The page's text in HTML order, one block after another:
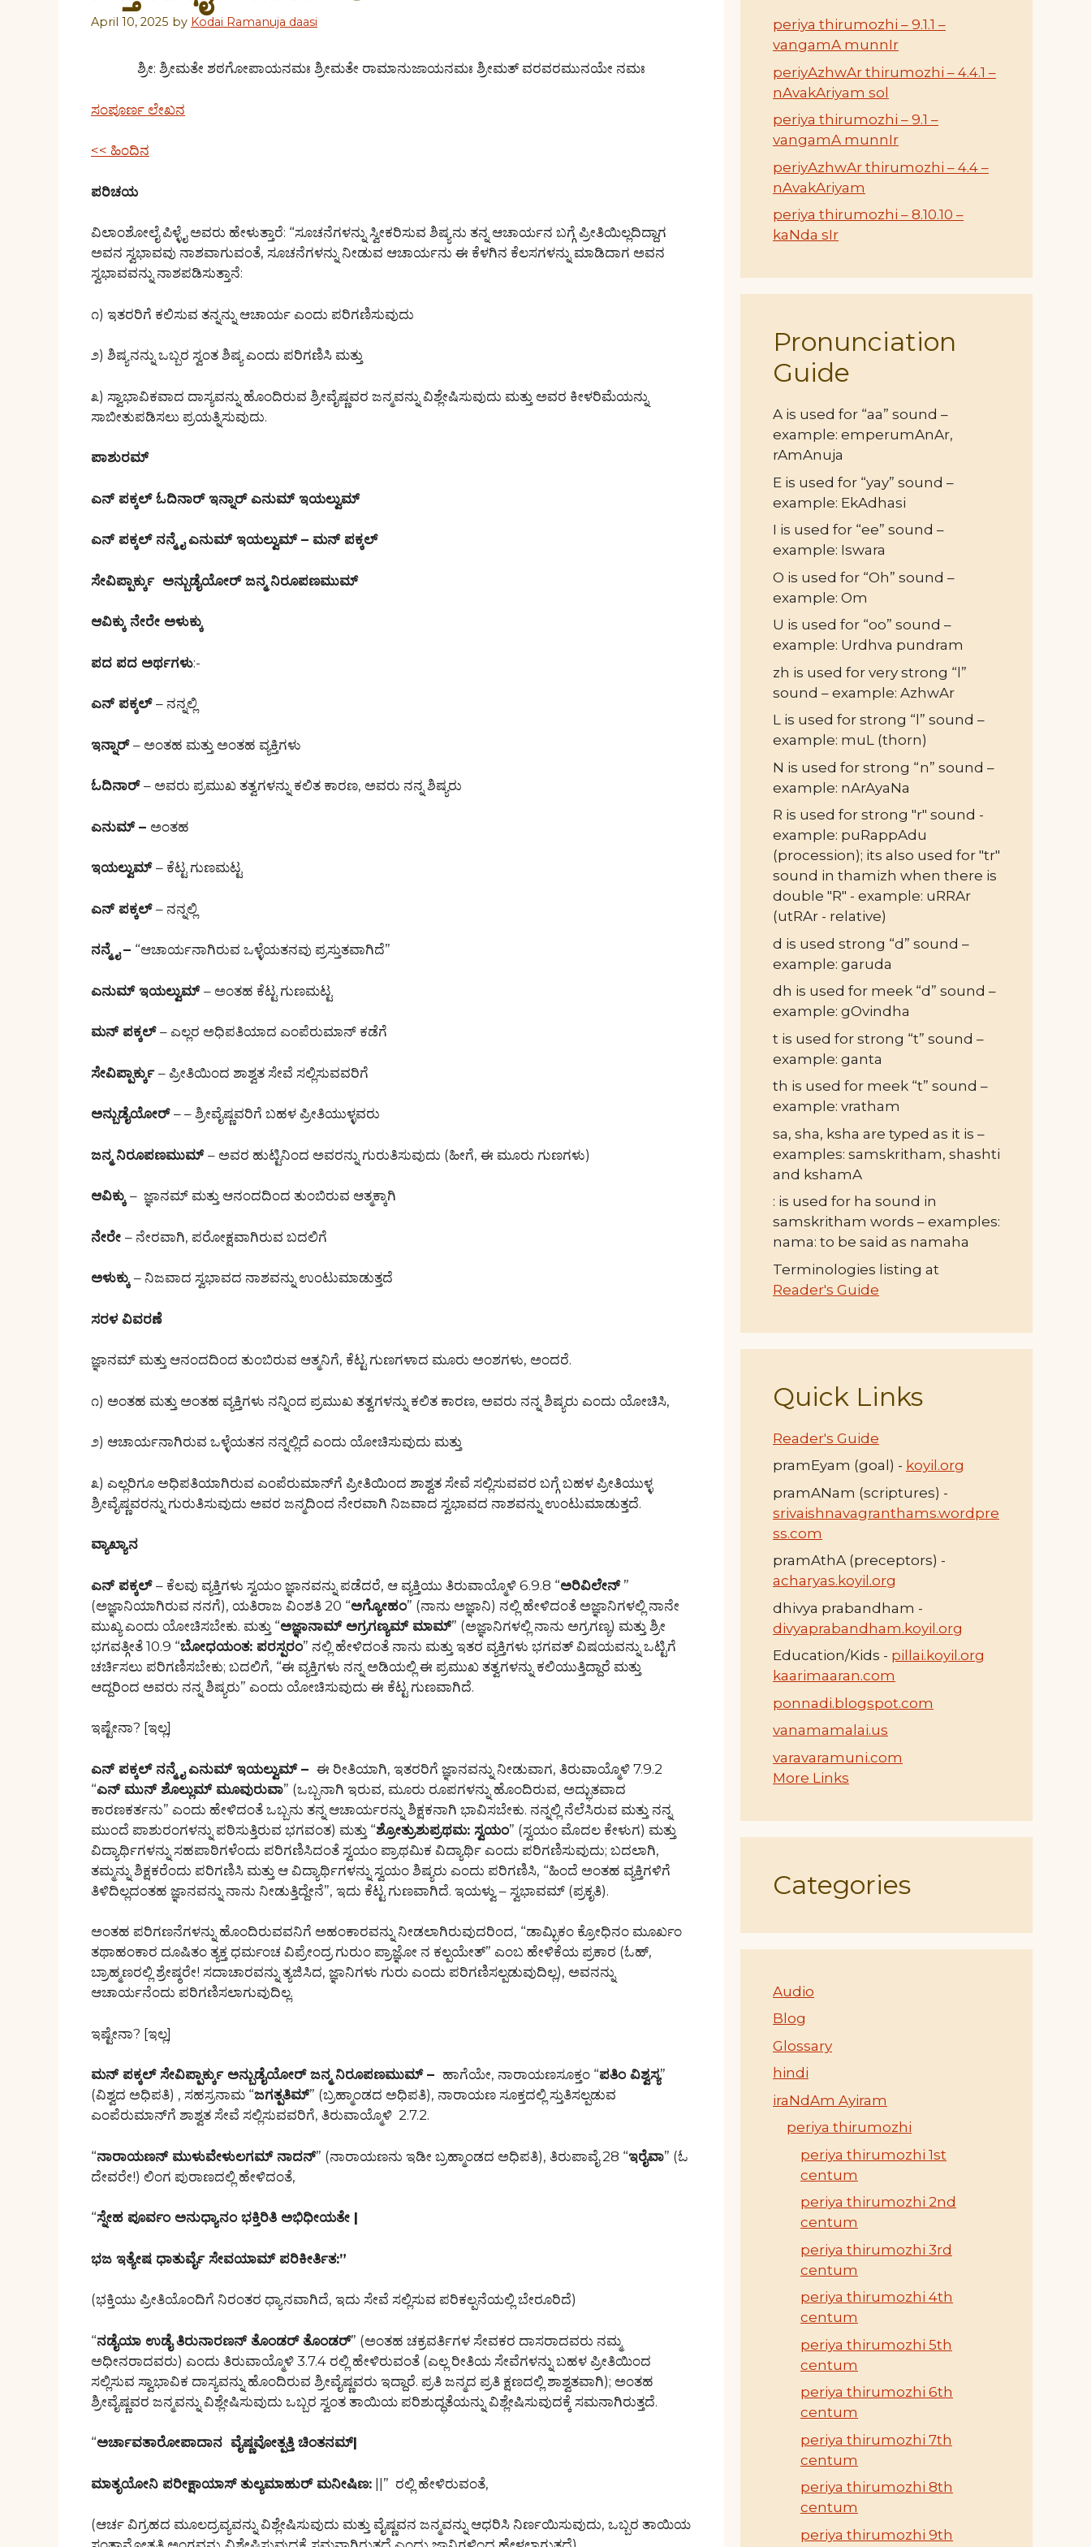
April 10, 2025 by Kodai Ramanuja daasi
ಶ್ರೀ: ಶ್ರೀಮತೇ ಶಠಗೋಪಾಯನಮಃ ಶ್ರೀಮತೇ ರಾಮಾನುಜಾಯನಮಃ ಶ್ರೀಮತ್ ವರವರಮುನಯೇ ನಮಃ
ಸಂಪೂರ್ಣ ಲೇಖನ
<< ಹಿಂದಿನ
ಪರಿಚಯ
ವಿಲಾಂಶೋಲೈ ಪಿಳ್ಳೈ ಅವರು ಹೇಳುತ್ತಾರೆ: “ಸೂಚನೆಗಳನ್ನು ಸ್ವೀಕರಿಸುವ ಶಿಷ್ಯನು ತನ್ನ ಆಚಾರ್ಯನ ಬಗ್ಗೆ ಪ್ರೀತಿಯಿಲ್ಲದಿದ್ದಾಗ
ಅವನ ಸ್ವಭಾವವು ನಾಶವಾಗುವಂತೆ, ಸೂಚನೆಗಳನ್ನು ನೀಡುವ ಆಚಾರ್ಯನು ಈ ಕೆಳಗಿನ ಕೆಲಸಗಳನ್ನು ಮಾಡಿದಾಗ ಅವನ
ಸ್ವಭಾವವನ್ನು ನಾಶಪಡಿಸುತ್ತಾನೆ:
೧) ಇತರರಿಗೆ ಕಲಿಸುವ ತನ್ನನ್ನು ಆಚಾರ್ಯ ಎಂದು ಪರಿಗಣಿಸುವುದು
೨) ಶಿಷ್ಯನನ್ನು ಒಬ್ಬರ ಸ್ವಂತ ಶಿಷ್ಯ ಎಂದು ಪರಿಗಣಿಸಿ ಮತ್ತು
೩) ಸ್ವಾಭಾವಿಕವಾದ ದಾಸ್ಯವನ್ನು ಹೊಂದಿರುವ ಶ್ರೀವೈಷ್ಣವರ ಜನ್ಮವನ್ನು ವಿಶ್ಲೇಷಿಸುವುದು ಮತ್ತು ಅವರ ಕೀಳರಿಮೆಯನ್ನು
ಸಾಬೀತುಪಡಿಸಲು ಪ್ರಯತ್ನಿಸುವುದು.
ಪಾಶುರಮ್
ಎನ್ ಪಕ್ಕಲ್ ಓದಿನಾರ್ ಇನ್ನಾರ್ ಎನುಮ್ ಇಯಲ್ವುಮ್
ಎನ್ ಪಕ್ಕಲ್ ನನ್ಮೈ ಎನುಮ್ ಇಯಲ್ವುಮ್ – ಮನ್ ಪಕ್ಕಲ್
ಸೇವಿಪ್ಪಾರ್ಕ್ಕು ಅನ್ಬುಡೈಯೋರ್ ಜನ್ಮ ನಿರೂಪಣಮುಮ್
ಆವಿಕ್ಕು ನೇರೇ ಅಳುಕ್ಕು
ಪದ ಪದ ಅರ್ಥಗಳು:-
ಎನ್ ಪಕ್ಕಲ್ – ನನ್ನಲ್ಲಿ
ಇನ್ನಾರ್ – ಅಂತಹ ಮತ್ತು ಅಂತಹ ವ್ಯಕ್ತಿಗಳು
ಓದಿನಾರ್ – ಅವರು ಪ್ರಮುಖ ತತ್ವಗಳನ್ನು ಕಲಿತ ಕಾರಣ, ಅವರು ನನ್ನ ಶಿಷ್ಯರು
ಎನುಮ್– ಅಂತಹ
ಇಯಲ್ವುಮ್ – ಕೆಟ್ಟ ಗುಣಮಟ್ಟ
ಎನ್ ಪಕ್ಕಲ್ – ನನ್ನಲ್ಲಿ
ನನ್ಮೈ– “ಆಚಾರ್ಯನಾಗಿರುವ ಒಳ್ಳೆಯತನವು ಪ್ರಸ್ತುತವಾಗಿದೆ”
ಎನುಮ್ ಇಯಲ್ವುಮ್ – ಅಂತಹ ಕೆಟ್ಟ ಗುಣಮಟ್ಟ
ಮನ್ ಪಕ್ಕಲ್ – ಎಲ್ಲರ ಅಧಿಪತಿಯಾದ ಎಂಪೆರುಮಾನ್ ಕಡೆಗೆ
ಸೇವಿಪ್ಪಾರ್ಕ್ಕು – ಪ್ರೀತಿಯಿಂದ ಶಾಶ್ವತ ಸೇವೆ ಸಲ್ಲಿಸುವವರಿಗೆ
ಅನ್ಬುಡೈಯೋರ್ – – ಶ್ರೀವೈಷ್ಣವರಿಗೆ ಬಹಳ ಪ್ರೀತಿಯುಳ್ಳವರು
ಜನ್ಮ ನಿರೂಪಣಮುಮ್ – ಅವರ ಹುಟ್ಟಿನಿಂದ ಅವರನ್ನು ಗುರುತಿಸುವುದು (ಹೀಗೆ, ಈ ಮೂರು ಗುಣಗಳು)
ಆವಿಕ್ಕು – ಜ್ಞಾನಮ್ ಮತ್ತು ಆನಂದದಿಂದ ತುಂಬಿರುವ ಆತ್ಮಕ್ಕಾಗಿ
ನೇರೇ – ನೇರವಾಗಿ, ಪರೋಕ್ಷವಾಗಿರುವ ಬದಲಿಗೆ
ಅಳುಕ್ಕು – ನಿಜವಾದ ಸ್ವಭಾವದ ನಾಶವನ್ನು ಉಂಟುಮಾಡುತ್ತದೆ
ಸರಳ ವಿವರಣೆ
ಜ್ಞಾನಮ್ ಮತ್ತು ಆನಂದದಿಂದ ತುಂಬಿರುವ ಆತ್ಮನಿಗೆ, ಕೆಟ್ಟ ಗುಣಗಳಾದ ಮೂರು ಅಂಶಗಳು, ಅಂದರೆ.
೧) ಅಂತಹ ಮತ್ತು ಅಂತಹ ವ್ಯಕ್ತಿಗಳು ನನ್ನಿಂದ ಪ್ರಮುಖ ತತ್ವಗಳನ್ನು ಕಲಿತ ಕಾರಣ, ಅವರು ನನ್ನ ಶಿಷ್ಯರು ಎಂದು ಯೋಚಿಸಿ,
೨) ಆಚಾರ್ಯನಾಗಿರುವ ಒಳ್ಳೆಯತನ ನನ್ನಲ್ಲಿದೆ ಎಂದು ಯೋಚಿಸುವುದು ಮತ್ತು
೩) ಎಲ್ಲರಿಗೂ ಅಧಿಪತಿಯಾಗಿರುವ ಎಂಪೆರುಮಾನ್‌ಗೆ ಪ್ರೀತಿಯಿಂದ ಶಾಶ್ವತ ಸೇವೆ ಸಲ್ಲಿಸುವವರ ಬಗ್ಗೆ ಬಹಳ ಪ್ರೀತಿಯುಳ್ಳ
ಶ್ರೀವೈಷ್ಣವರನ್ನು ಗುರುತಿಸುವುದು ಅವರ ಜನ್ಮದಿಂದ ನೇರವಾಗಿ ನಿಜವಾದ ಸ್ವಭಾವದ ನಾಶವನ್ನು ಉಂಟುಮಾಡುತ್ತದೆ.
ವ್ಯಾಖ್ಯಾನ
ಎನ್ ಪಕ್ಕಲ್ – ಕೆಲವು ವ್ಯಕ್ತಿಗಳು ಸ್ವಯಂ ಜ್ಞಾನವನ್ನು ಪಡೆದರೆ, ಆ ವ್ಯಕ್ತಿಯು ತಿರುವಾಯ್ಮೊಳಿ 6.9.8 “ಅರಿವಿಲೇನ್”
(ಅಜ್ಞಾನಿಯಾಗಿರುವ ನನಗೆ), ಯತಿರಾಜ ವಿಂಶತಿ 20 “ಅಗ್ಯೋಹಂ” (ನಾನು ಅಜ್ಞಾನಿ) ನಲ್ಲಿ ಹೇಳಿದಂತೆ ಅಜ್ಞಾನಿಗಳಲ್ಲಿ ನಾನೇ
ಮುಖ್ಯ ಎಂದು ಯೋಚಿಸಬೇಕು. ಮತ್ತು “ಅಜ್ಞಾನಾಮ್ ಅಗ್ರಗಣ್ಯಮ್ ಮಾಮ್” (ಅಜ್ಞಾನಿಗಳಲ್ಲಿ ನಾನು ಅಗ್ರಗಣ್ಯ) ಮತ್ತು ಶ್ರೀ
ಭಗವತ್ಗೀತೆ 10.9 “ಬೋಧಯಂತ: ಪರಸ್ಪರಂ” ನಲ್ಲಿ ಹೇಳಿದಂತೆ ನಾನು ಮತ್ತು ಇತರ ವ್ಯಕ್ತಿಗಳು ಭಗವತ್ ವಿಷಯವನ್ನು ಒಟ್ಟಿಗೆ
ಚರ್ಚಿಸಲು ಪರಿಗಣಿಸಬೇಕು; ಬದಲಿಗೆ, “ಈ ವ್ಯಕ್ತಿಗಳು ನನ್ನ ಅಡಿಯಲ್ಲಿ ಈ ಪ್ರಮುಖ ತತ್ವಗಳನ್ನು ಕಲಿಯುತ್ತಿದ್ದಾರೆ ಮತ್ತು
ಆದ್ದರಿಂದ ಅವರು ನನ್ನ ಶಿಷ್ಯರು” ಎಂದು ಯೋಚಿಸುವುದು ಈ ಕೆಟ್ಟ ಗುಣವಾಗಿದೆ.
ಇಷ್ಟೇನಾ? [ಇಲ್ಲ]
ಎನ್ ಪಕ್ಕಲ್ ನನ್ಮೈ ಎನುಮ್ ಇಯಲ್ವುಮ್– ಈ ರೀತಿಯಾಗಿ, ಇತರರಿಗೆ ಜ್ಞಾನವನ್ನು ನೀಡುವಾಗ, ತಿರುವಾಯ್ಮೊಳಿ 7.9.2
“ಎನ್ ಮುನ್ ಶೊಲ್ಲುಮ್ ಮೂವುರುವಾ” (ಒಬ್ಬನಾಗಿ ಇರುವ, ಮೂರು ರೂಪಗಳನ್ನು ಹೊಂದಿರುವ, ಅದ್ಭುತವಾದ
ಕಾರಣಕರ್ತನು” ಎಂದು ಹೇಳಿದಂತೆ ಒಬ್ಬನು ತನ್ನ ಆಚಾರ್ಯರನ್ನು ಶಿಕ್ಷಕನಾಗಿ ಭಾವಿಸಬೇಕು. ನನ್ನಲ್ಲಿ ನೆಲೆಸಿರುವ ಮತ್ತು ನನ್ನ
ಮುಂದೆ ಪಾಶುರಂಗಳನ್ನು ಪಠಿಸುತ್ತಿರುವ ಭಗವಂತ) ಮತ್ತು “ಶ್ರೋತ್ರುಶುಪ್ರಥಮ: ಸ್ವಯಂ” (ಸ್ವಯಂ ಮೊದಲ ಕೇಳುಗ) ಮತ್ತು
ವಿದ್ಯಾರ್ಥಿಗಳನ್ನು ಸಹಪಾಠಿಗಳೆಂದು ಪರಿಗಣಿಸಿದಂತೆ ಸ್ವಯಂ ಪ್ರಾಥಮಿಕ ವಿದ್ಯಾರ್ಥಿ ಎಂದು ಪರಿಗಣಿಸುವುದು; ಬದಲಾಗಿ,
ತಮ್ಮನ್ನು ಶಿಕ್ಷಕರೆಂದು ಪರಿಗಣಿಸಿ ಮತ್ತು ಆ ವಿದ್ಯಾರ್ಥಿಗಳನ್ನು ಸ್ವಯಂ ಶಿಷ್ಯರು ಎಂದು ಪರಿಗಣಿಸಿ, “ಹಿಂದೆ ಅಂತಹ ವ್ಯಕ್ತಿಗಳಿಗೆ
ತಿಳಿದಿಲ್ಲದಂತಹ ಜ್ಞಾನವನ್ನು ನಾನು ನೀಡುತ್ತಿದ್ದೇನೆ”, ಇದು ಕೆಟ್ಟ ಗುಣವಾಗಿದೆ. ಇಯಳ್ವು – ಸ್ವಭಾವಮ್ (ಪ್ರಕೃತಿ).
ಅಂತಹ ಪರಿಗಣನೆಗಳನ್ನು ಹೊಂದಿರುವವನಿಗೆ ಅಹಂಕಾರವನ್ನು ನೀಡಲಾಗಿರುವುದರಿಂದ, “ಡಾಮ್ಭಿಕಂ ಕ್ರೋಧಿನಂ ಮೂರ್ಖಂ
ತಥಾಹಂಕಾರ ದೂಷಿತಂ ತ್ಯಕ್ತ ಧರ್ಮಂಚ ವಿಪ್ರೇಂದ್ರ ಗುರುಂ ಪ್ರಾಜ್ಞೋ ನ ಕಲ್ಪಯೇತ್” ಎಂಬ ಹೇಳಿಕೆಯ ಪ್ರಕಾರ (ಓಹ್,
ಬ್ರಾಹ್ಮಣರಲ್ಲಿ ಶ್ರೇಷ್ಠರೇ! ಸದಾಚಾರವನ್ನು ತ್ಯಜಿಸಿದ, ಜ್ಞಾನಿಗಳು ಗುರು ಎಂದು ಪರಿಗಣಿಸಲ್ಪಡುವುದಿಲ್ಲ), ಅವನನ್ನು
ಆಚಾರ್ಯನೆಂದು ಪರಿಗಣಿಸಲಾಗುವುದಿಲ್ಲ.
ಇಷ್ಟೇನಾ? [ಇಲ್ಲ]
ಮನ್ ಪಕ್ಕಲ್ ಸೇವಿಪ್ಪಾರ್ಕ್ಕು ಅನ್ಬುಡೈಯೋರ್ ಜನ್ಮ ನಿರೂಪಣಮುಮ್ – ಹಾಗೆಯೇ, ನಾರಾಯಣಸೂಕ್ತಂ “ಪತಿಂ ವಿಶ್ವಸ್ಯ”
(ವಿಶ್ವದ ಅಧಿಪತಿ) , ಸಹಸ್ರನಾಮ “ಜಗತ್ಪತಿಮ್” (ಬ್ರಹ್ಮಾಂಡದ ಅಧಿಪತಿ), ನಾರಾಯಣ ಸೂಕ್ತದಲ್ಲಿ ಸ್ತುತಿಸಲ್ಪಡುವ
ಎಂಪೆರುಮಾನ್‌ಗೆ ಶಾಶ್ವತ ಸೇವೆ ಸಲ್ಲಿಸುವವರಿಗೆ, ತಿರುವಾಯ್ಮೊಳಿ 2.7.2.
“ನಾರಾಯಣನ್ ಮುಳುವೇಳುಲಗಮ್ ನಾದನ್” (ನಾರಾಯಣನು ಇಡೀ ಬ್ರಹ್ಮಾಂಡದ ಅಧಿಪತಿ), ತಿರುಪಾವೈ 28 “ಇರೈವಾ” (ಓ
ದೇವರೇ!) ಲಿಂಗ ಪುರಾಣದಲ್ಲಿ ಹೇಳಿದಂತೆ,
“ಸ್ನೇಹ ಪೂರ್ವಂ ಅನುಧ್ಯಾನಂ ಭಕ್ತಿರಿತಿ ಅಭಿಧೀಯತೇ |
ಭಜ ಇತ್ಯೇಷ ಧಾತುರ್ವೈ ಸೇವಯಾಮ್ ಪರಿಕೀರ್ತಿತ:”
(ಭಕ್ತಿಯು ಪ್ರೀತಿಯೊಂದಿಗೆ ನಿರಂತರ ಧ್ಯಾನವಾಗಿದೆ, ಇದು ಸೇವೆ ಸಲ್ಲಿಸುವ ಪರಿಕಲ್ಪನೆಯಲ್ಲಿ ಬೇರೂರಿದೆ)
“ನಡೈಯಾ ಉಡೈ ತಿರುನಾರಣನ್ ತೊಂಡರ್ ತೊಂಡರ್” (ಅಂತಹ ಚಕ್ರವರ್ತಿಗಳ ಸೇವಕರ ದಾಸರಾದವರು ನಮ್ಮ
ಅಧೀನರಾದವರು) ಎಂದು ತಿರುವಾಯ್ಮೊಳಿ 3.7.4 ರಲ್ಲಿ ಹೇಳಿರುವಂತೆ (ಎಲ್ಲ ರೀತಿಯ ಸೇವೆಗಳನ್ನು ಬಹಳ ಪ್ರೀತಿಯಿಂದ
ಸಲ್ಲಿಸುವ ಸ್ವಾಭಾವಿಕ ದಾಸ್ಯವನ್ನು ಹೊಂದಿರುವ ಶ್ರೀವೈಷ್ಣವರು ಇದ್ದಾರೆ. ಪ್ರತಿ ಜನ್ಮದ ಪ್ರತಿ ಕ್ಷಣದಲ್ಲಿ ಶಾಶ್ವತವಾಗಿ); ಅಂತಹ
ಶ್ರೀವೈಷ್ಣವರ ಜನ್ಮವನ್ನು ವಿಶ್ಲೇಷಿಸುವುದು ಒಬ್ಬರ ಸ್ವಂತ ತಾಯಿಯ ಪರಿಶುದ್ಧತೆಯನ್ನು ವಿಶ್ಲೇಷಿಸುವುದಕ್ಕೆ ಸಮನಾಗಿರುತ್ತದೆ.
“ಅರ್ಚಾವತಾರೋಪಾದಾನ ವೈಷ್ಣವೋತ್ಪತ್ತಿ ಚಿಂತನಮ್|
ಮಾತೃಯೋನಿ ಪರೀಕ್ಷಾಯಾಸ್ ತುಲ್ಯಮಾಹುರ್ ಮನೀಷಿಣ: ||” ರಲ್ಲಿ ಹೇಳಿರುವಂತೆ,
(ಆರ್ಚ ವಿಗ್ರಹದ ಮೂಲದ್ರವ್ಯವನ್ನು ವಿಶ್ಲೇಷಿಸುವುದು ಮತ್ತು ವೈಷ್ಣವನ ಜನ್ಮವನ್ನು ಆಧರಿಸಿ ನಿರ್ಣಯಿಸುವುದು, ಒಬ್ಬರ ತಾಯಿಯ
periya thirumozhi – 9.1.1 –
vangamA munnIr
periyAzhwAr thirumozhi – 4.4.1 –
nAvakAriyam sol
periya thirumozhi – 9.1 –
vangamA munnIr
periyAzhwAr thirumozhi – 4.4 –
nAvakAriyam
periya thirumozhi – 8.10.10 –
kaNda sIr
Pronunciation
Guide
A is used for “aa” sound –
example: emperumAnAr,
rAmAnuja
E is used for “yay” sound –
example: EkAdhasi
I is used for “ee” sound –
example: Iswara
O is used for “Oh” sound –
example: Om
U is used for “oo” sound –
example: Urdhva pundram
zh is used for very strong “l”
sound – example: AzhwAr
L is used for strong “l” sound –
example: muL (thorn)
N is used for strong “n” sound –
example: nArAyaNa
R is used for strong "r" sound -
example: puRappAdu
(procession); its also used for "tr"
sound in thamizh when there is
double "R" - example: uRRAr
(utRAr - relative)
d is used strong “d” sound –
example: garuda
dh is used for meek “d” sound –
example: gOvindha
t is used for strong “t” sound –
example: ganta
th is used for meek “t” sound –
example: vratham
sa, sha, ksha are typed as it is –
examples: samskritham, shashti
and kshamA
: is used for ha sound in
samskritham words – examples:
nama: to be said as namaha
Terminologies listing at
Reader's Guide
Quick Links
Reader's Guide
pramEyam (goal) - koyil.org
pramANam (scriptures) -
srivaishnavagranthams.wordpre
ss.com
pramAthA (preceptors) -
acharyas.koyil.org
dhivya prabandham -
divyaprabandham.koyil.org
Education/Kids - pillai.koyil.org
kaarimaaran.com
ponnadi.blogspot.com
vanamamalai.us
varavaramuni.com
More Links
Categories
Audio
Blog
Glossary
hindi
iraNdAm Ayiram
periya thirumozhi
periya thirumozhi 1st
centum
periya thirumozhi 2nd
centum
periya thirumozhi 3rd
centum
periya thirumozhi 4th
centum
periya thirumozhi 5th
centum
periya thirumozhi 6th
centum
periya thirumozhi 7th
centum
periya thirumozhi 8th
centum
periya thirumozhi 9th